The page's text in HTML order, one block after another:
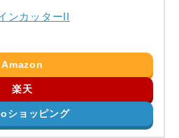
Amazon
楽天
ショッピング